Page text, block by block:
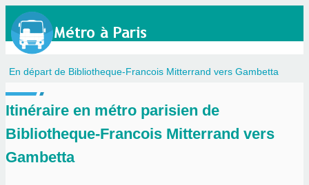
En départ de Bibliotheque-Francois Mitterrand vers Gambetta
Itinéraire en métro parisien de
Bibliotheque-Francois Mitterrand vers
Gambetta